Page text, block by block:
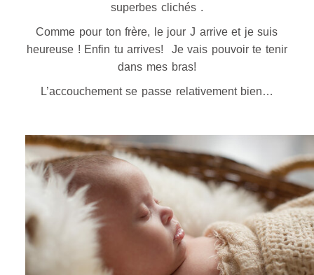
superbes clichés .
Comme pour ton frère, le jour J arrive et je suis
heureuse ! Enfin tu arrives! Je vais pouvoir te tenir
dans mes bras!
L’accouchement se passe relativement bien…